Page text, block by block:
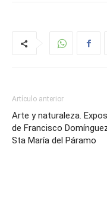
Artículo anterior
Arte y naturaleza.
de Francisco
Sta María del Páramo